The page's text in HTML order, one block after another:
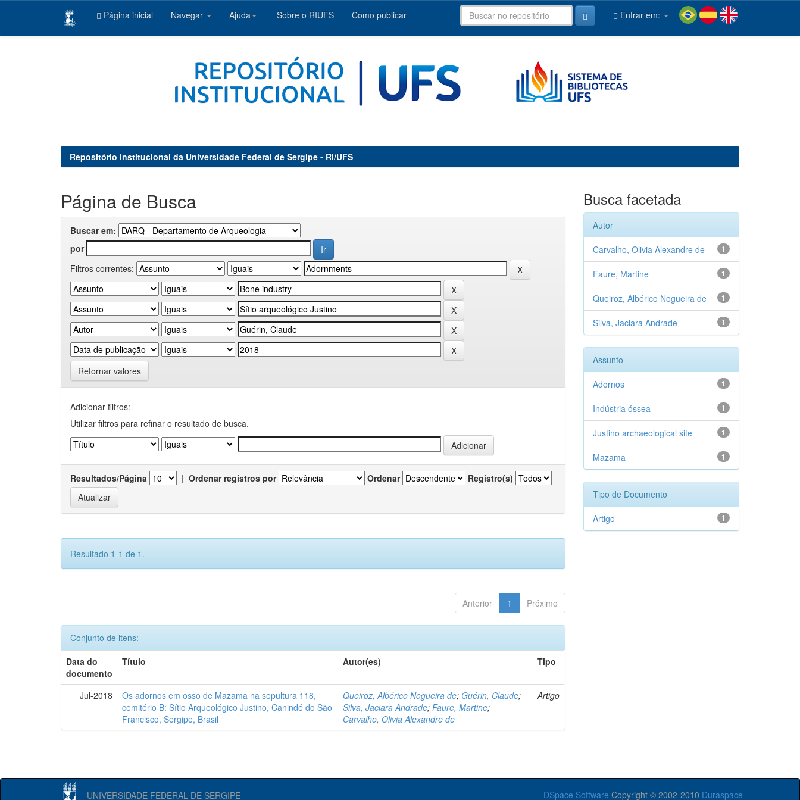
Página inicial Navegar Ajuda Sobre o RIUFS Como publicar Entrar em:
Repositório Institucional da Universidade Federal de Sergipe - RI/UFS
Página de Busca
Buscar em:
por
Filtros correntes:
Retornar valores
Adicionar filtros:
Utilizar filtros para refinar o resultado de busca.
Resultados/Página | Ordenar registros por Ordenar Registro(s)
Resultado 1-1 de 1.
Anterior 1 Próximo
Conjunto de itens:
Data do
documento
Título Autor(es) Tipo
Jul-2018
Os adornos em osso de Mazama na sepultura 118,
cemitério B: Sítio Arqueológico Justino, Canindé do São
Francisco, Sergipe, Brasil
Queiroz, Albérico Nogueira de; Guérin, Claude;
Silva, Jaciara Andrade;Faure, Martine;
Carvalho, Olivia Alexandre de
Artigo
Busca facetada
Autor
1
Carvalho, Olivia Alexandre de
1
Faure, Martine
1
Queiroz, Albérico Nogueira de
1
Silva, Jaciara Andrade
Assunto
1
Adornos
1
Indústria óssea
1
Justino archaeological site
1
Mazama
Tipo de Documento
1
Artigo
UNIVERSIDADE FEDERAL DE SERGIPE DSpace Software Copyright © 2002-2010 Duraspace